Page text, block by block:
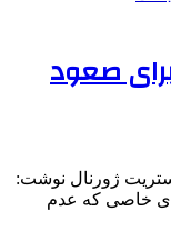
صعود
ژورنال نوشت:
خاصی که عدم